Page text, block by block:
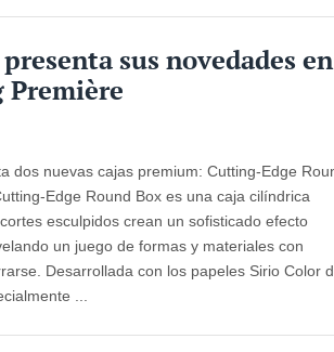
sus novedades en
Première
dos nuevas cajas premium: Cutting-Edge
Edge Round Box es una caja cilíndrica
esculpidos crean un sofisticado efecto
un juego de formas y materiales con
Desarrollada con los papeles Sirio Color
...